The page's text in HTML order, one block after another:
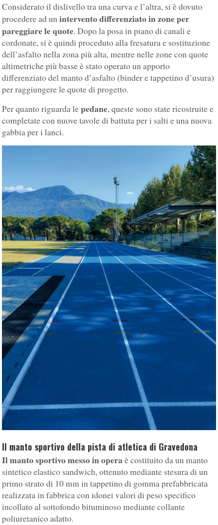
Considerato il dislivello tra una curva e l’altra, si è dovuto
procedere ad unintervento differenziato in zone per
pareggiare le quote. Dopo la posa in piano di canali e
cordonate, si è quindi proceduto alla fresatura e sostituzione
dell’asfalto nella zona più alta, mentre nelle zone con quote
altimetriche più basse è stato operato un apporto
differenziato del manto d’asfalto (binder e tappetino d’usura)
per raggiungere le quote di progetto.
Per quanto riguarda lepedane, queste sono state ricostruite e
completate con nuove tavole di battuta per i salti e una nuova
gabbia per i lanci.
Il manto sportivo della pista di atletica di Gravedona
Il manto sportivo messo in operaè costituito da un manto
sintetico elastico sandwich, ottenuto mediante stesura di un
primo strato di 10 mm in tappetino di gomma prefabbricata
realizzata in fabbrica con idonei valori di peso specifico
incollato al sottofondo bituminoso mediante collante
poliuretanico adatto.